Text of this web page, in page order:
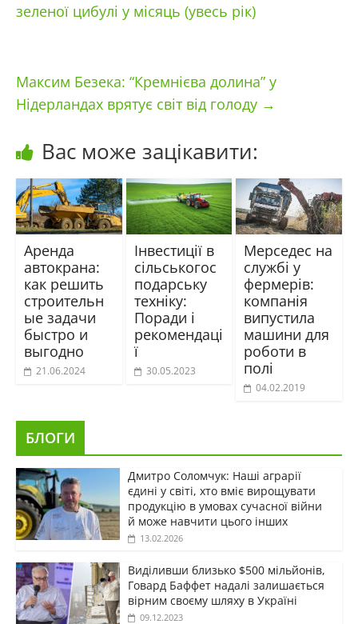
зеленої цибулі у місяць (увесь рік)
Максим Безека: “Кремнієва долина” у
Нідерландах врятує світ від голоду →
Вас може зацікавити:
Аренда
автокрана:
как решить
строительн
ые задачи
быстро и
выгодно
21.06.2024
Інвестиції в
сільськогос
подарську
техніку:
Поради і
рекомендаці
ї
30.05.2023
Мерседес на
службі у
фермерів:
компанія
випустила
машини для
роботи в
полі
04.02.2019
БЛОГИ
Дмитро Соломчук: Наші аграрії
єдині у світі, хто вміє вирощувати
продукцію в умовах сучасної війни
й може навчити цього інших
13.02.2026
Виділивши близько $500 мільйонів,
Говард Баффет надалі залишається
вірним своєму шляху в Україні
09.12.2023